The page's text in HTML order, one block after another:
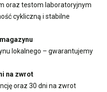
oraz testom laboratoryjnym
cykliczną i stabilne
lokalnego – gwarantujemy
na zwrot
oraz 30 dni na zwrot